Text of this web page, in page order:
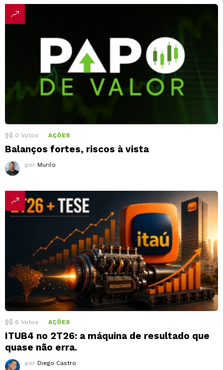
0 Votos AÇÕES
Balanços fortes, riscos à vista
por Murilo
6 Votos AÇÕES
ITUB4 no 2T26: a máquina de resultado que
quase não erra.
por Diego Castro